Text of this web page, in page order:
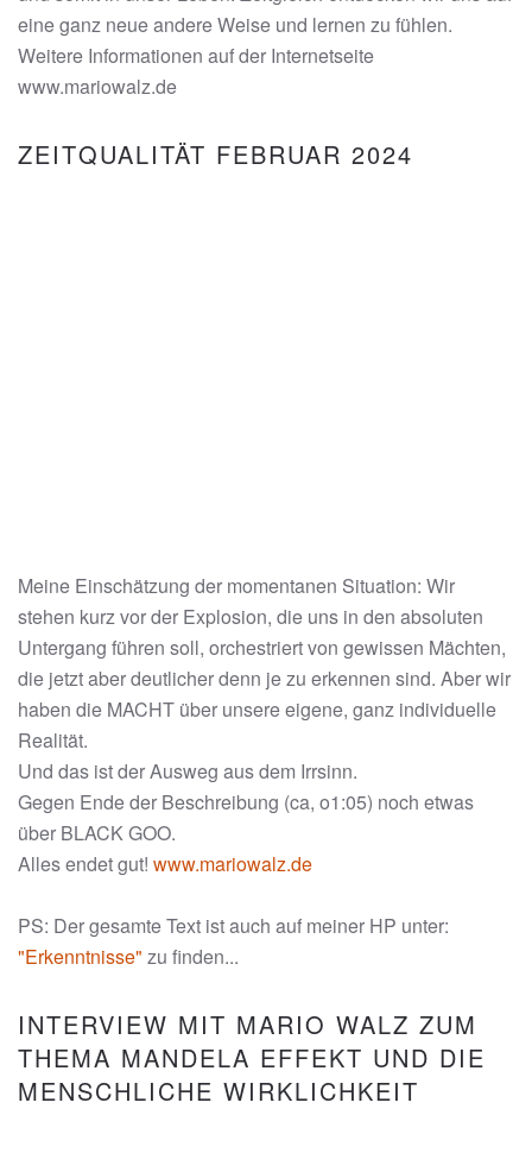
eine ganz neue andere Weise und lernen zu fühlen.
Weitere Informationen auf der Internetseite
www.mariowalz.de
ZEITQUALITÄT FEBRUAR 2024
Meine Einschätzung der momentanen Situation: Wir
stehen kurz vor der Explosion, die uns in den absoluten
Untergang führen soll, orchestriert von gewissen Mächten,
die jetzt aber deutlicher denn je zu erkennen sind. Aber wir
haben die MACHT über unsere eigene, ganz individuelle
Realität.
Und das ist der Ausweg aus dem Irrsinn.
Gegen Ende der Beschreibung (ca, o1:05) noch etwas
über BLACK GOO.
Alles endet gut! www.mariowalz.de
PS: Der gesamte Text ist auch auf meiner HP unter:
"Erkenntnisse" zu finden...
INTERVIEW MIT MARIO WALZ ZUM
THEMA MANDELA EFFEKT UND DIE
MENSCHLICHE WIRKLICHKEIT